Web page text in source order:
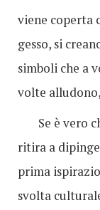
viene coperta
gesso, si
simboli che a
volte
Se è vero
ritira a
prima
svolta